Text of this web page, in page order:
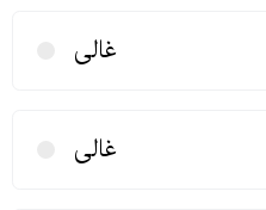
غالی
غالی